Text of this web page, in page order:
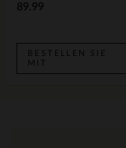
89.99
BESTELLEN SIE
MIT